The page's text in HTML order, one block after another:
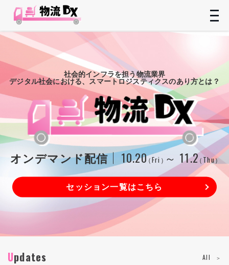
社会的インフラを担う物流業界
デジタル社会における、スマートロジスティクスのあり方とは？
オンデマンド配信 10.20（Fri）～ 11.2（Thu）
セッション一覧はこちら
Updates
2023.11.02
2023.10.12
2023.10.12 All